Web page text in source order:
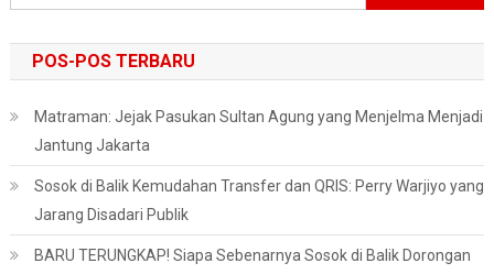
untuk:
POS-POS TERBARU
Matraman: Jejak Pasukan Sultan Agung yang Menjelma Menjadi
Jantung Jakarta
Sosok di Balik Kemudahan Transfer dan QRIS: Perry Warjiyo yang
Jarang Disadari Publik
BARU TERUNGKAP! Siapa Sebenarnya Sosok di Balik Dorongan